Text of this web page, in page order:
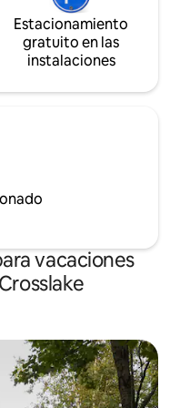
Estacionamiento
gratuito en las
instalaciones
vacaciones